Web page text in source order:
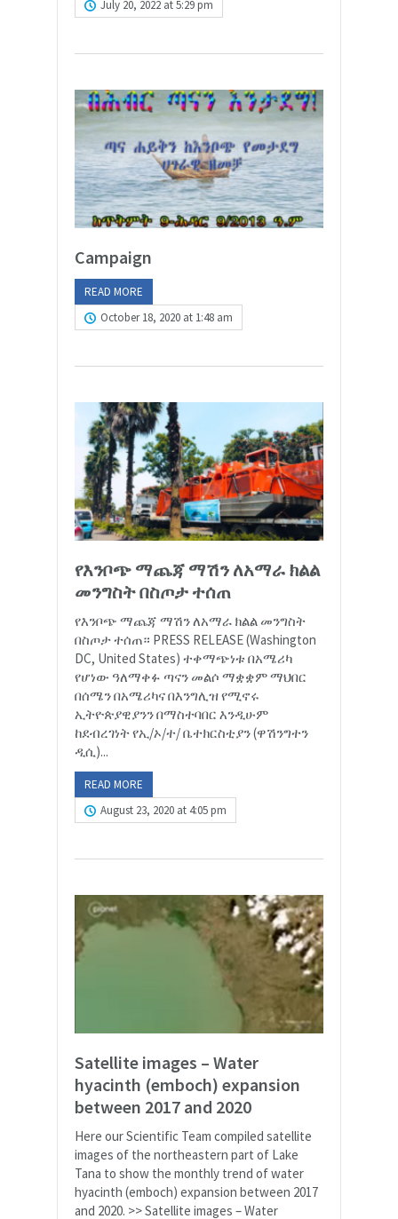
July 20, 2022 at 5:29 pm
Campaign
READ MORE
October 18, 2020 at 1:48 am
የእንቦጭ ማጨጃ ማሽን ለአማራ ክልል
መንግስት በስጦታ ተሰጠ
የእንቦጭ ማጨጃ ማሽን ለአማራ ክልል መንግስት
በስጦታ ተሰጠ። PRESS RELEASE (Washington
DC, United States) ተቀማጭነቱ በአሜሪካ
የሆነው ዓለማቀፉ ጣናን መልሶ ማቋቋም ማህበር
በሰሜን በአሜሪካና በእንግሊዝ የሚኖሩ
ኢትዮጵያዊያንን በማስተባበር እንዲሁም
ከደብረገነት የኢ/ኦ/ተ/ ቤተክርስቲያን (ዋሽንግተን
ዲሲ)...
READ MORE
August 23, 2020 at 4:05 pm
Satellite images – Water
hyacinth (emboch) expansion
between 2017 and 2020
Here our Scientific Team compiled satellite
images of the northeastern part of Lake
Tana to show the monthly trend of water
hyacinth (emboch) expansion between 2017
and 2020. >> Satellite images – Water